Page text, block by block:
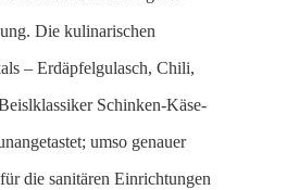
Die kulinarischen
– Erdäpfelgulasch, Chili,
Schinken-Käse-
umso genauer
die sanitären Einrichtungen